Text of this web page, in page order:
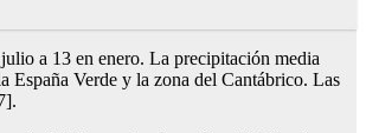
a 13 en enero. La precipitación media
España Verde y la zona del Cantábrico. Las